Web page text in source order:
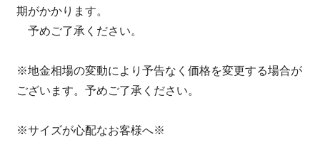
期がかかります。
予めご了承ください。
※地金相場の変動により予告なく価格を変更する場合が
ございます。予めご了承ください。
※サイズが心配なお客様へ※